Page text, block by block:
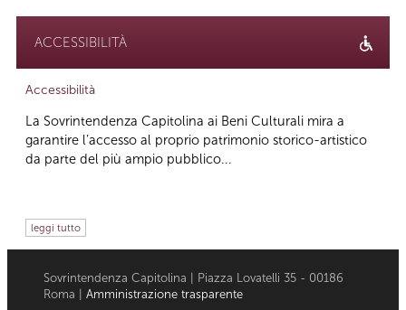
ACCESSIBILITÀ
Accessibilità
La Sovrintendenza Capitolina ai Beni Culturali mira a
garantire l’accesso al proprio patrimonio storico-artistico
da parte del più ampio pubblico...
leggi tutto
Sovrintendenza Capitolina | Piazza Lovatelli 35 - 00186
Roma | Amministrazione trasparente